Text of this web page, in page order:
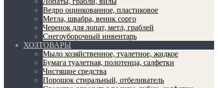
Ведро оцинкованное, пластиковое
Метла, швабра, веник сорго
Черенок для лопат, метл, граблей
Снегоуборочный инвентарь
ХОЗТОВАРЫ
Мыло хозяйственное, туалетное, жидкое
Бумага туалетная, полотенца, салфетки
Чистящие средства
Порошок стиральный, отбеливатель